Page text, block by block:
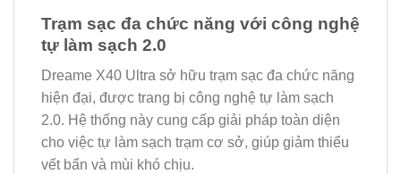
Trạm sạc đa chức năng với công nghệ
tự làm sạch 2.0
Dreame X40 Ultra sở hữu trạm sạc đa chức năng
hiện đại, được trang bị công nghệ tự làm sạch
2.0. Hệ thống này cung cấp giải pháp toàn diện
cho việc tự làm sạch trạm cơ sở, giúp giảm thiểu
vết bẩn và mùi khó chịu.